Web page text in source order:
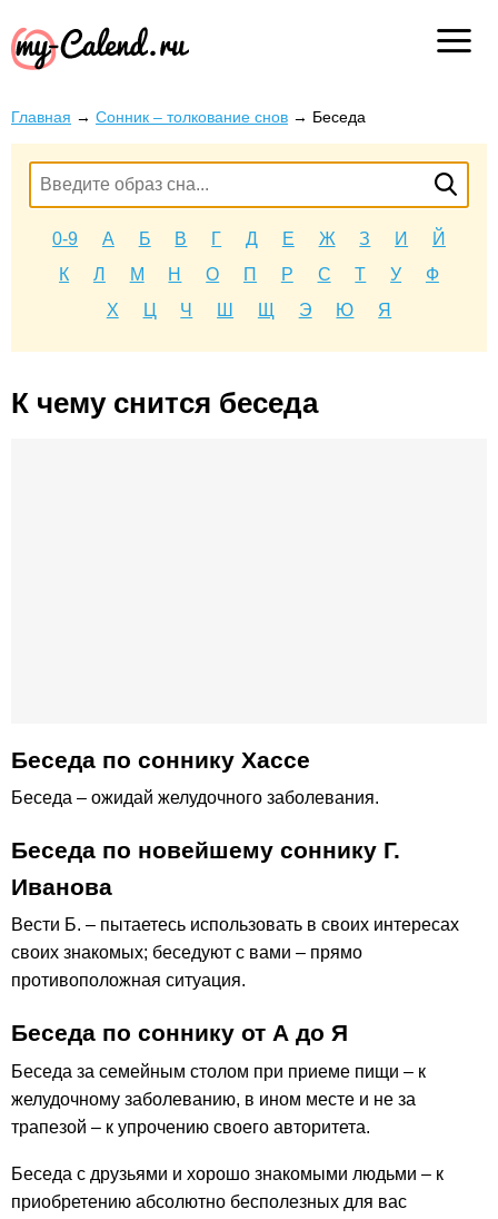
Главная → Сонник – толкование снов → Беседа
0-9 А Б В Г Д Е Ж З И
Й
К
Л М Н О П Р С Т У
Ф
Х
Ц Ч Ш Щ Э Ю Я
К чему снится беседа
Беседа по соннику Хассе
Беседа – ожидай желудочного заболевания.
Беседа по новейшему соннику Г.
Иванова
Вести Б. – пытаетесь использовать в своих интересах
своих знакомых; беседуют с вами – прямо
противоположная ситуация.
Беседа по соннику от А до Я
Беседа за семейным столом при приеме пищи – к
желудочному заболеванию, в ином месте и не за
трапезой – к упрочению своего авторитета.
Беседа с друзьями и хорошо знакомыми людьми – к
приобретению абсолютно бесполезных для вас